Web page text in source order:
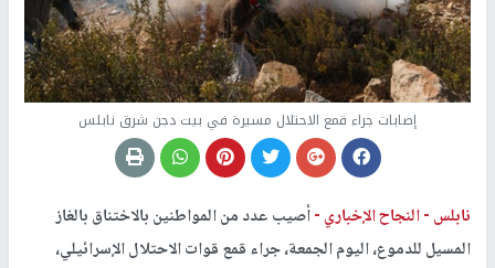
إصابات جراء قمع الاحتلال مسيرة في بيت دجن شرق نابلس
نابلس -النجاح الإخباري -أصيب عدد من المواطنين بالاختناق بالغاز
المسيل للدموع، اليوم الجمعة، جراء قمع قوات الاحتلال الإسرائيلي،